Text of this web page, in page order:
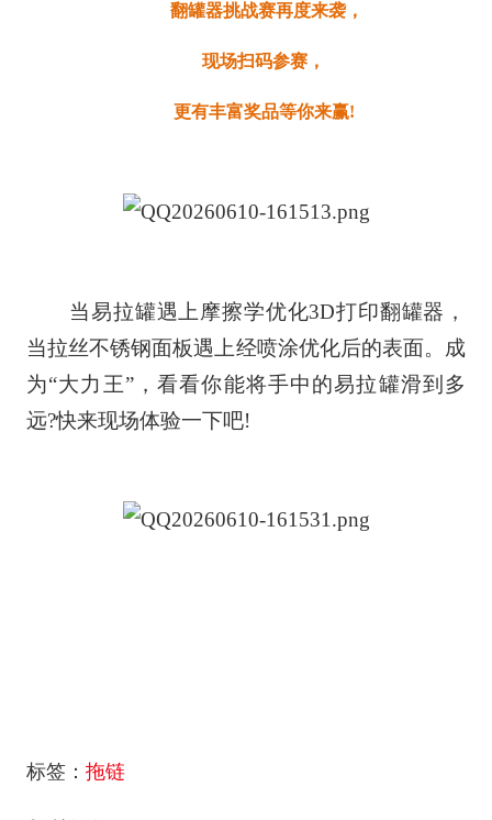
翻罐器挑战赛再度来袭，
现场扫码参赛，
更有丰富奖品等你来赢!
当易拉罐遇上摩擦学优化3D打印翻罐器，
当拉丝不锈钢面板遇上经喷涂优化后的表面。成
为“大力王”，看看你能将手中的易拉罐滑到多
远?快来现场体验一下吧!
标签： 拖链